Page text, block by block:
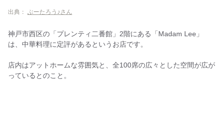
出典： ぶーたろう♪さん
神戸市西区の「プレンティ二番館」2階にある「Madam Lee」
は、中華料理に定評があるというお店です。
店内はアットホームな雰囲気と、全100席の広々とした空間が広が
っているとのこと。